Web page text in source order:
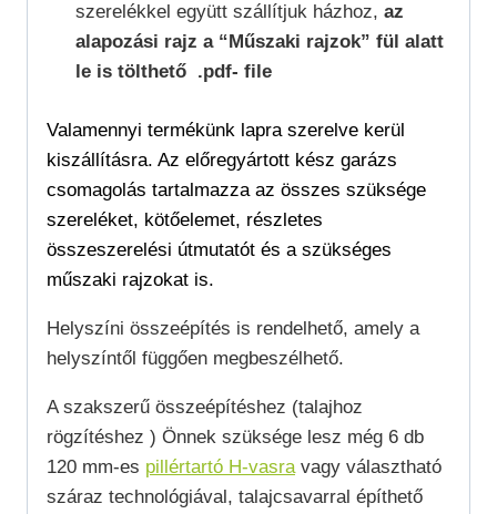
szerelékkel együtt szállítjuk házhoz, az
alapozási rajz a “Műszaki rajzok” fül alatt
le is tölthető .pdf- file
Valamennyi termékünk lapra szerelve kerül
kiszállításra. Az előregyártott kész garázs
csomagolás tartalmazza az összes szüksége
szereléket, kötőelemet, részletes
összeszerelési útmutatót és a szükséges
műszaki rajzokat is.
Helyszíni összeépítés is rendelhető, amely a
helyszíntől függően megbeszélhető.
A szakszerű összeépítéshez (talajhoz
rögzítéshez ) Önnek szüksége lesz még 6 db
120 mm-es pillértartó H-vasravagy választható
száraz technológiával, talajcsavarral építhető